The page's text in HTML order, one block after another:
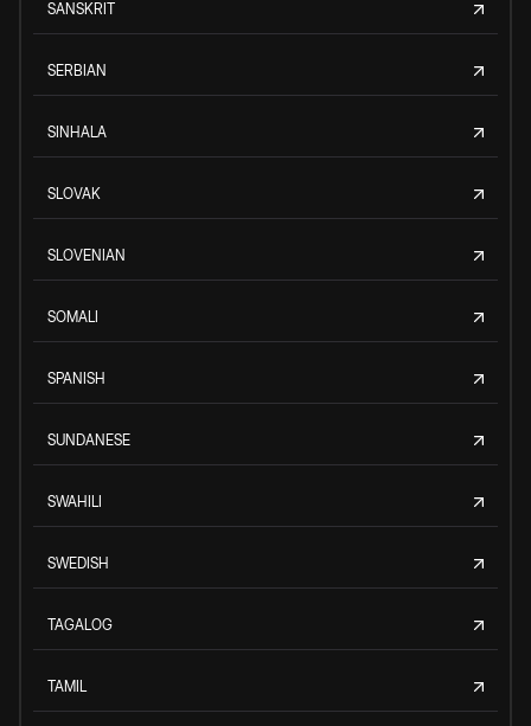
SANSKRIT
SERBIAN
SINHALA
SLOVAK
SLOVENIAN
SOMALI
SPANISH
SUNDANESE
SWAHILI
SWEDISH
TAGALOG
TAMIL